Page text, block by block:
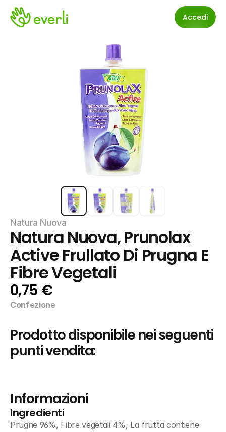
Accedi
Natura Nuova
Natura Nuova, Prunolax
Active Frullato Di Prugna E
Fibre Vegetali
0,75 €
Confezione
Prodotto disponibile nei seguenti
punti vendita:
Informazioni
Ingredienti
Prugne 96%, Fibre vegetali 4%, La frutta contiene